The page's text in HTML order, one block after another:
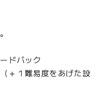
ドバック
１難易度をあげた設